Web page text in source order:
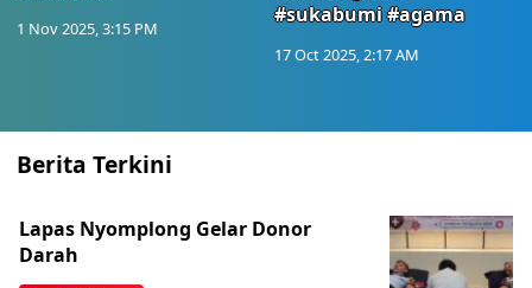
1 Nov 2025, 3:15 PM
#sukabumi #agama
17 Oct 2025, 2:17 AM
Berita Terkini
Lapas Nyomplong Gelar Donor
Darah